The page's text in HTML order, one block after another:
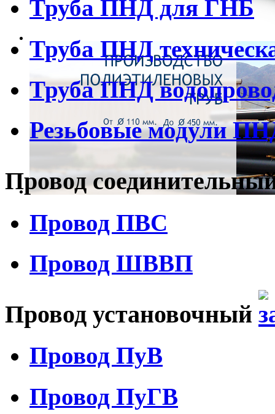
Труба ПНД для ГНБ
Труба ПНД
Труба ПНД
Резьбовые модули
Провод
Провод ПВС
Провод ШВВП
Провод установочный
Провод ПуВ
Провод ПуГВ